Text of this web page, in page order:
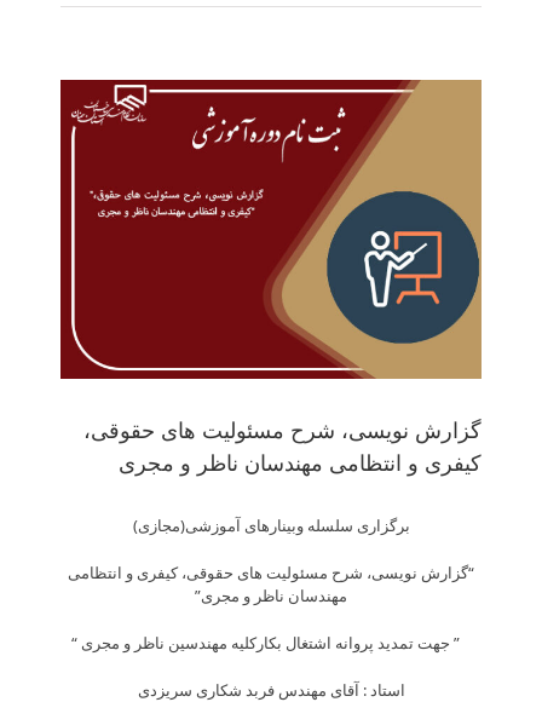
گزارش نویسی، شرح مسئولیت های حقوقی،
کیفری و انتظامی مهندسان ناظر و مجری
برگزاری سلسله وبینارهای آموزشی(مجازی)
“گزارش نویسی، شرح مسئولیت های حقوقی، کیفری و انتظامی
مهندسان ناظر و مجری”
” جهت تمدید پروانه اشتغال بکارکلیه مهندسین ناظر و مجری “
استاد : آقای مهندس فربد شکاری سریزدی